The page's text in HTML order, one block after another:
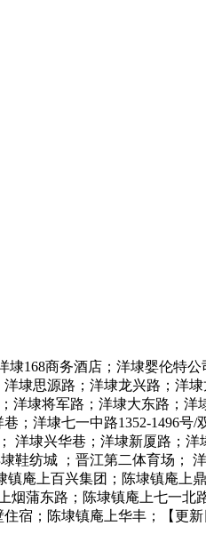
168商务酒店；洋埭婴伦特
思源路；洋埭龙兴路；洋
埭将军路；洋埭大东路；
洋埭七一中路1352-1496号/
埭兴华巷；洋埭新厦路；
纺城 ；晋江第二体育场；
庵上百兴集团；陈埭镇庵上
蒲东路；陈埭镇庵上七一
宿；陈埭镇庵上华丰；【更新